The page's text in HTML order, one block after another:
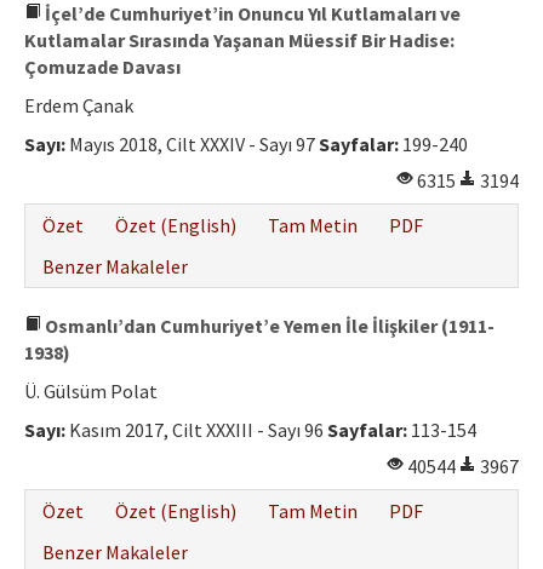
İçel’de Cumhuriyet’in Onuncu Yıl Kutlamaları ve
Kutlamalar Sırasında Yaşanan Müessif Bir Hadise:
Çomuzade Davası
Erdem Çanak
Sayı: Mayıs 2018, Cilt XXXIV - Sayı 97Sayfalar: 199-240
6315
3194
Özet
Özet (English) Tam Metin
PDF
Benzer Makaleler
Osmanlı’dan Cumhuriyet’e Yemen İle İlişkiler (1911-
1938)
Ü. Gülsüm Polat
Sayı: Kasım 2017, Cilt XXXIII - Sayı 96 Sayfalar: 113-154
40544
3967
Özet
Özet (English) Tam Metin
PDF
Benzer Makaleler